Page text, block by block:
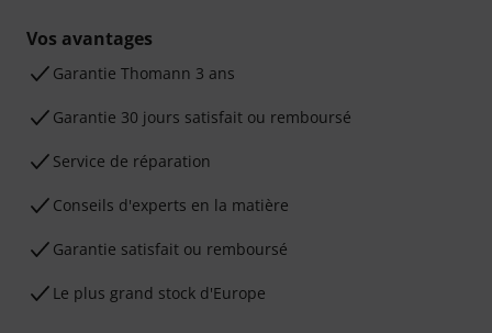
Vos avantages
Ga­ran­tie Thomann 3 ans
Garantie 30 jours satisfait ou remboursé
Service de réparation
Conseils d'experts en la matière
Garantie satisfait ou remboursé
Le plus grand stock d'Europe